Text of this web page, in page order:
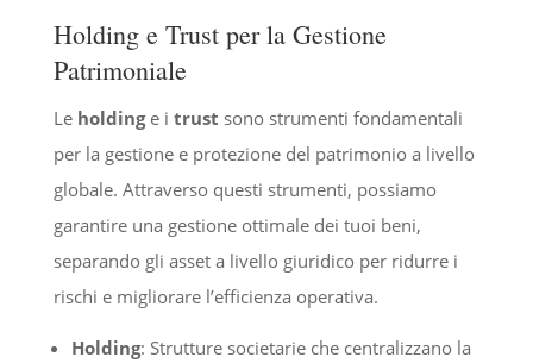
Holding e Trust per la Gestione
Patrimoniale
Le holdinge i trust sono strumenti fondamentali
per la gestione e protezione del patrimonio a livello
globale. Attraverso questi strumenti, possiamo
garantire una gestione ottimale dei tuoi beni,
separando gli asset a livello giuridico per ridurre i
rischi e migliorare l’efficienza operativa.
Holding: Strutture societarie che centralizzano la